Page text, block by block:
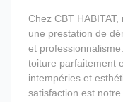
Chez CBT
une prestation de
et
toiture parfaitement
intempéries et
satisfaction est